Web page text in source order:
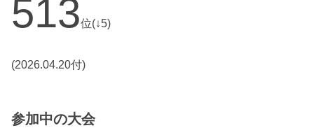
513位(↓5)
(2026.04.20付)
参加中の大会